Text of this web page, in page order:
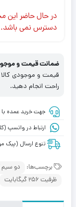
در حال حاضر این
دسترس نمی باشد.
ضمانت قیمت و
قیمت و موجودی
راحت انجام دهید.
جهت خرید عمده با شماره
ارتباط در واتسپ
تنوع ارسال (پیک
برچسب‌ها: دو سیم
ظرفیت 256 گیگابایت